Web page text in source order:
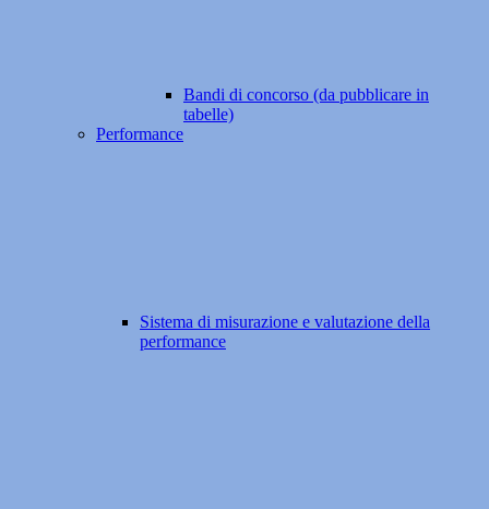
Bandi di concorso (da pubblicare in
tabelle)
Performance
Sistema di misurazione e valutazione della
performance